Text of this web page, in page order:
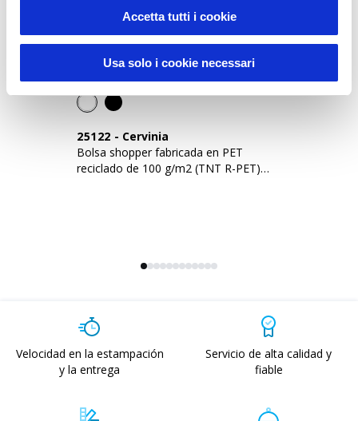
Accetta tutti i cookie
Usa solo i cookie necessari
Sustainable Living
25122 - Cervinia
Bolsa shopper fabricada en PET
reciclado de 100 g/m2 (TNT R-PET)
Velocidad en la estampación
y la entrega
Servicio de alta calidad y
fiable